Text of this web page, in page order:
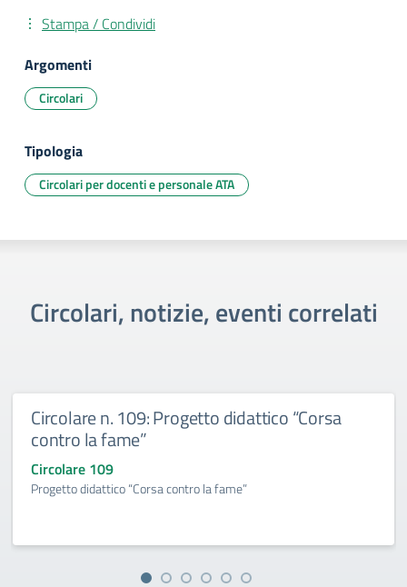
Stampa / Condividi
Argomenti
Circolari
Tipologia
Circolari per docenti e personale ATA
Circolari, notizie, eventi correlati
Circolare n. 109: Progetto didattico “Corsa
contro la fame”
Circolare 109
Progetto didattico “Corsa contro la fame”